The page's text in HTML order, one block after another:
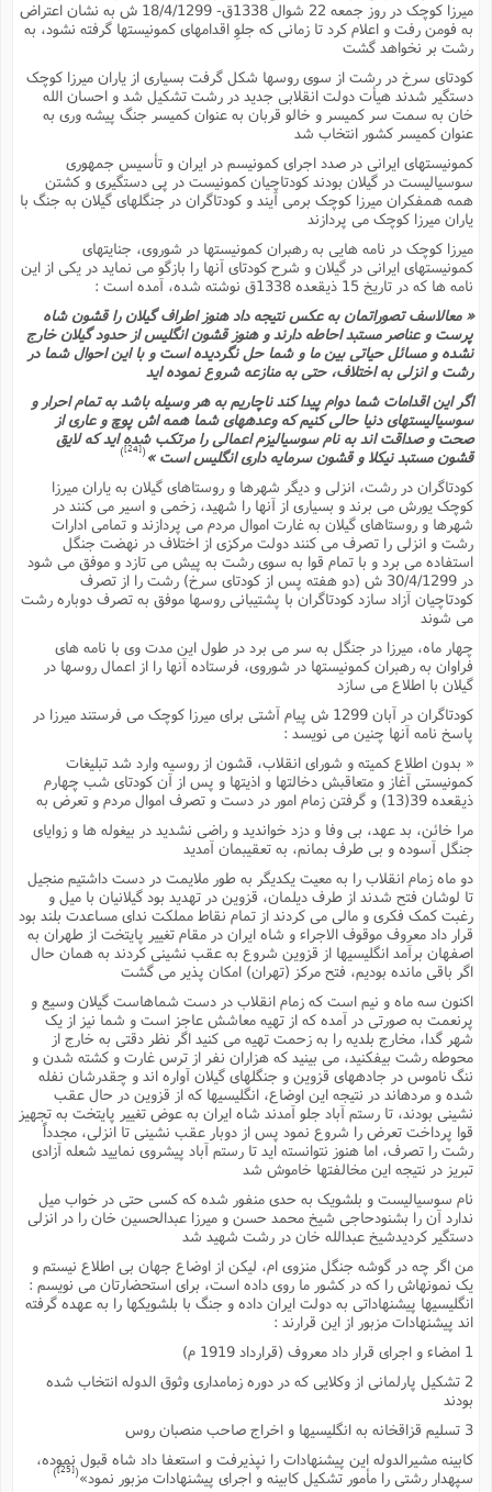
میرزا کوچک در روز جمعه 22 شوال 1338ق- 18/4/1299 ش به نشان اعتراض
به فومن رفت و اعلام کرد تا زمانى که جلوِ اقدامهاى کمونیستها گرفته نشود، به
رشت بر نخواهد گشت
کودتاى سرخ در رشت از سوى روسها شکل گرفت بسیارى از یاران میرزا کوچک
دستگیر شدند هیأت دولت انقلابى جدید در رشت تشکیل شد و احسان الله
خان به سمت سر کمیسر و خالو قربان به عنوان کمیسر جنگ پیشه ورى به
عنوان کمیسر کشور انتخاب شد
کمونیستهاى ایرانى در صدد اجراى کمونیسم در ایران و تأسیس جمهورى
سوسیالیست در گیلان بودند کودتاچیان کمونیست در پى دستگیرى و کشتن
همه همفکران میرزا کوچک برمى آیند و کودتاگران در جنگلهاى گیلان به جنگ با
یاران میرزا کوچک مى پردازند
میرزا کوچک در نامه هایى به رهبران کمونیستها در شوروى، جنایتهاى
کمونیستهاى ایرانى در گیلان و شرح کودتاى آنها را بازگو مى نماید در یکى از این
نامه ها که در تاریخ 15 ذیقعده 1338ق نوشته شده، آمده است :
« معالاسف تصوراتمان به عکس نتیجه داد هنوز اطراف گیلان را قشون شاه
پرست و عناصر مستبد احاطه دارند و هنوز قشون انگلیس از حدود گیلان خارج
نشده و مسائل حیاتى بین ما و شما حل نگردیده است و با این احوال شما در
رشت و انزلى به اختلاف، حتى به منازعه شروع نموده اید
اگر این اقدامات شما دوام پیدا کند ناچاریم به هر وسیله باشد به تمام احرار و
سوسیالیستهاى دنیا حالى کنیم که وعدههاى شما همه اش پوچ و عارى از
صحت و صداقت اند به نام سوسیالیزم اعمالى را مرتکب شده اید که لایق
قشون مستبد نیکلا و قشون سرمایه دارى انگلیس است »(
[24]
)
کودتاگران در رشت، انزلى و دیگر شهرها و روستاهاى گیلان به یاران میرزا
کوچک یورش مى برند و بسیارى از آنها را شهید، زخمى و اسیر مى کنند در
شهرها و روستاهاى گیلان به غارت اموال مردم مى پردازند و تمامى ادارات
رشت و انزلى را تصرف مى کنند دولت مرکزى از اختلاف در نهضت جنگل
استفاده مى برد و با تمام قوا به سوى رشت به پیش مى تازد و موفق مى شود
در 30/4/1299 ش (دو هفته پس از کودتاى سرخ) رشت را از تصرف
کودتاچیان آزاد سازد کودتاگران با پشتیبانى روسها موفق به تصرف دوباره رشت
مى شوند
چهار ماه، میرزا در جنگل به سر مى برد در طول این مدت وى با نامه هاى
فراوان به رهبران کمونیستها در شوروى، فرستاده آنها را از اعمال روسها در
گیلان با اطلاع مى سازد
کودتاگران در آبان 1299 ش پیام آشتى براى میرزا کوچک مى فرستند میرزا در
پاسخ نامه آنها چنین مى نویسد :
« بدون اطلاع کمیته و شوراى انقلاب، قشون از روسیه وارد شد تبلیغات
کمونیستى آغاز و متعاقبش دخالتها و اذیتها و پس از آن کودتاى شب چهارم
ذیقعده 39(13) و گرفتن زمام امور در دست و تصرف اموال مردم و تعرض به
مرا خائن، بد عهد، بى وفا و دزد خواندید و راضى نشدید در بیغوله ها و زوایاى
جنگل آسوده و بى طرف بمانم، به تعقیبمان آمدید
دو ماه زمام انقلاب را به معیت یکدیگر به طور ملایمت در دست داشتیم منجیل
تا لوشان فتح شدند از طرف دیلمان، قزوین در تهدید بود گیلانیان با میل و
رغبت کمک فکرى و مالى مى کردند از تمام نقاط مملکت نداى مساعدت بلند بود
قرار داد معروف موقوف الاجراء و شاه ایران در مقام تغییر پایتخت از طهران به
اصفهان برآمد انگلیسیها از قزوین شروع به عقب نشینى کردند به همان حال
اگر باقى مانده بودیم، فتح مرکز (تهران) امکان پذیر مى گشت
اکنون سه ماه و نیم است که زمام انقلاب در دست شماهاست گیلان وسیع و
پرنعمت به صورتى در آمده که از تهیه معاشش عاجز است و شما نیز از یک
شهر گدا، مخارج بلدیه را به زحمت تهیه مى کنید اگر نظر دقتى به خارج از
محوطه رشت بیفکنید، مى بینید که هزاران نفر از ترس غارت و کشته شدن و
ننگ ناموس در جادههاى قزوین و جنگلهاى گیلان آواره اند و چقدرشان نفله
شده و مردهاند در نتیجه این اوضاع، انگلیسیها که از قزوین در حال عقب
نشینى بودند، تا رستم آباد جلو آمدند شاه ایران به عوض تغییر پایتخت به تجهیز
قوا پرداخت تعرض را شروع نمود پس از دوبار عقب نشینى تا انزلى، مجدداً
رشت را تصرف، اما هنوز نتوانسته اید تا رستم آباد پیشروى نمایید شعله آزادى
تبریز در نتیجه این مخالفتها خاموش شد
نام سوسیالیست و بلشویک به حدى منفور شده که کسى حتى در خواب میل
ندارد آن را بشنودحاجى شیخ محمد حسن و میرزا عبدالحسین خان را در انزلى
دستگیر کردیدشیخ عبدالله خان در رشت شهید شد
من اگر چه در گوشه جنگل منزوى ام، لیکن از اوضاع جهان بى اطلاع نیستم و
یک نمونهاش را که در کشور ما روى داده است، براى استحضارتان مى نویسم :
انگلیسیها پیشنهاداتى به دولت ایران داده و جنگ با بلشویکها را به عهده گرفته
اند پیشنهادات مزبور از این قرارند :
1 امضاء و اجراى قرار داد معروف (قرارداد 1919 م)
2 تشکیل پارلمانى از وکلایى که در دوره زمامدارى وثوق الدوله انتخاب شده
بودند
3 تسلیم قزاقخانه به انگلیسیها و اخراج صاحب منصبان روس
کابینه مشیرالدوله این پیشنهادات را نپذیرفت و استعفا داد شاه قبول نموده،
سپهدار رشتى را مأمور تشکیل کابینه و اجراى پیشنهادات مزبور نمود»(
[25]
)